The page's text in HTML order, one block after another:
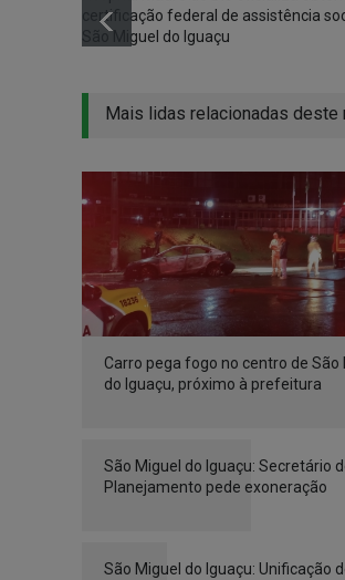
certificação federal de assistência
São Miguel do Iguaçu
Mais lidas relacionadas deste
Carro pega fogo no centro de São
do Iguaçu, próximo à prefeitura
São Miguel do Iguaçu: Secretário
Planejamento pede exoneração
São Miguel do Iguaçu: Unificação